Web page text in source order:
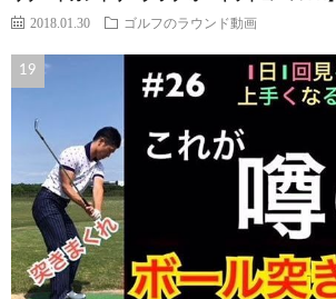
2018.01.30 ゴルフのラウンド動画